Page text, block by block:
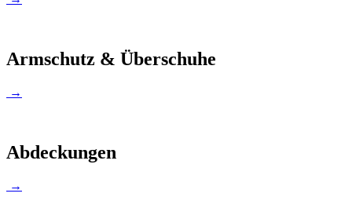
Armschutz & Überschuhe
→
Abdeckungen
→